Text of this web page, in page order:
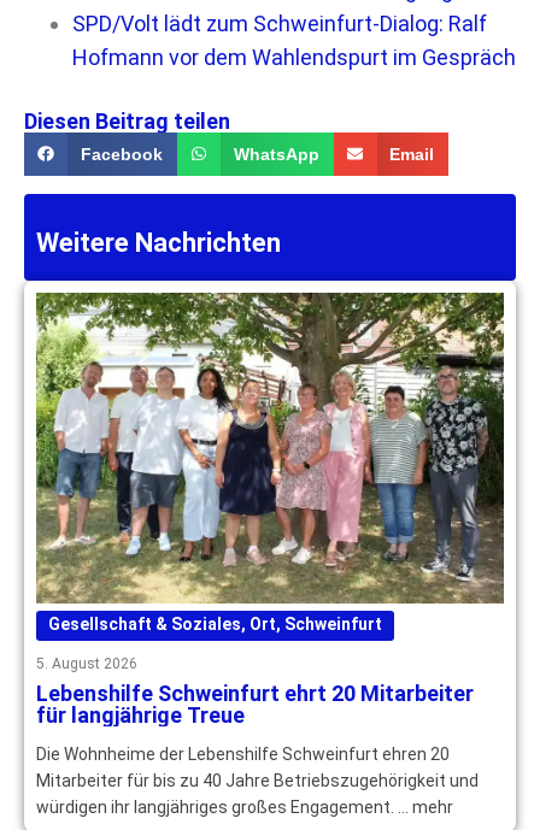
SPD/Volt lädt zum Schweinfurt-Dialog: Ralf
Hofmann vor dem Wahlendspurt im Gespräch
Diesen Beitrag teilen
Facebook WhatsApp Email
Weitere Nachrichten
Gesellschaft & Soziales, Ort, Schweinfurt
5. August 2026
Lebenshilfe Schweinfurt ehrt 20 Mitarbeiter
für langjährige Treue
Die Wohnheime der Lebenshilfe Schweinfurt ehren 20
Mitarbeiter für bis zu 40 Jahre Betriebszugehörigkeit und
würdigen ihr langjähriges großes Engagement. … mehr